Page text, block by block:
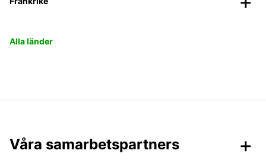
Alla länder
Våra samarbetspartners